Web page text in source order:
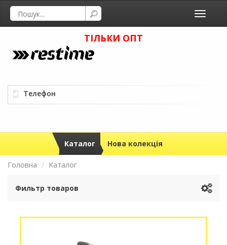
Toggle
ТІЛЬКИ ОПТ
Телефон
Каталог Нова колекція
Головна Каталог
Фильтр товаров